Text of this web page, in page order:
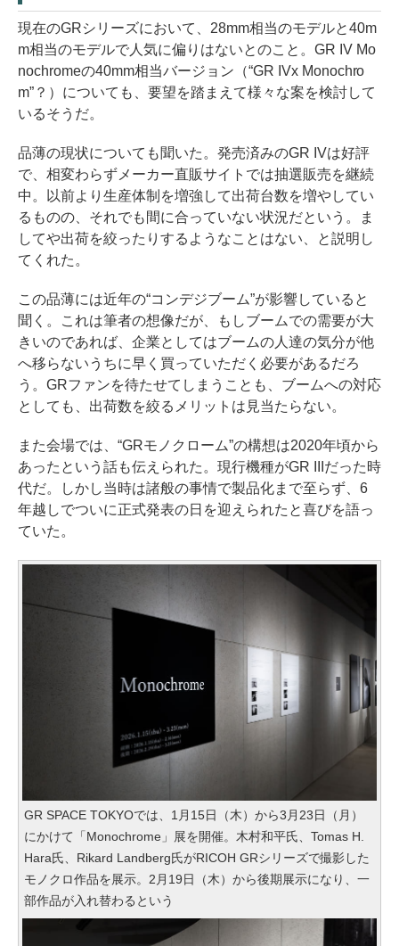
現在のGRシリーズにおいて、28mm相当のモデルと40m
m相当のモデルで人気に偏りはないとのこと。GR IV Mo
nochromeの40mm相当バージョン（“GR IVx Monochro
m”？）についても、要望を踏まえて様々な案を検討して
いるそうだ。
品薄の現状についても聞いた。発売済みのGR IVは好評
で、相変わらずメーカー直販サイトでは抽選販売を継続
中。以前より生産体制を増強して出荷台数を増やしてい
るものの、それでも間に合っていない状況だという。ま
してや出荷を絞ったりするようなことはない、と説明し
てくれた。
この品薄には近年の“コンデジブーム”が影響していると
聞く。これは筆者の想像だが、もしブームでの需要が大
きいのであれば、企業としてはブームの人達の気分が他
へ移らないうちに早く買っていただく必要があるだろ
う。GRファンを待たせてしまうことも、ブームへの対応
としても、出荷数を絞るメリットは見当たらない。
また会場では、“GRモノクローム”の構想は2020年頃から
あったという話も伝えられた。現行機種がGR IIIだった時
代だ。しかし当時は諸般の事情で製品化まで至らず、6
年越しでついに正式発表の日を迎えられたと喜びを語っ
ていた。
GR SPACE TOKYOでは、1月15日（木）から3月23日（月）
にかけて「Monochrome」展を開催。木村和平氏、Tomas H.
Hara氏、Rikard Landberg氏がRICOH GRシリーズで撮影した
モノクロ作品を展示。2月19日（木）から後期展示になり、一
部作品が入れ替わるという